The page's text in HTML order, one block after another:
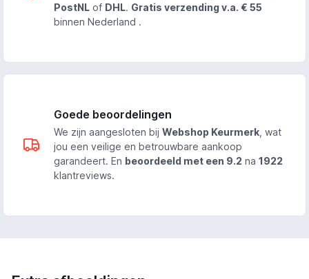
PostNL of DHL. Gratis verzending v.a. € 55
binnen Nederland .
Goede beoordelingen
We zijn aangesloten bij Webshop Keurmerk , wat
jou een veilige en betrouwbare aankoop
garandeert. En beoordeeld met een 9.2 na 1922
klantreviews.